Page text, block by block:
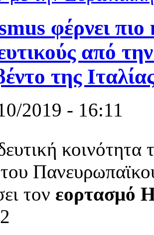
φέρνει πιο
από
της
2019 - 16:11
κοινότητα
τον εορτασμό